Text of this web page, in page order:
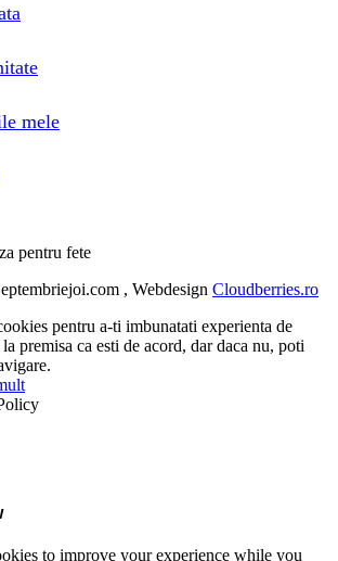
mele
pentru fete
, Webdesign Cloudberries.ro
pentru a-ti imbunatati experienta de
premisa ca esti de acord, dar daca nu, poti
to improve your experience while you